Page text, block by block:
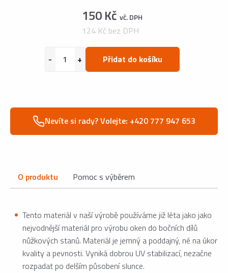
150 Kč vč. DPH
124 Kč bez DPH
Přidat do košíku
Nevíte si rady? Volejte: +420 777 947 653
O produktu Pomoc s výběrem
Tento materiál v naší výrobě používáme již léta jako jako
nejvodnější materiál pro výrobu oken do bočních dílů
nůžkových stanů. Materiál je jemný a poddajný, né na úkor
kvality a pevnosti. Vyniká dobrou UV stabilizací, nezačne
rozpadat po delším působení slunce.